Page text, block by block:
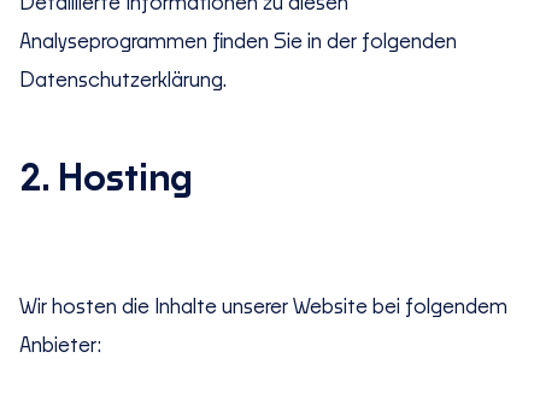
Analyseprogrammen finden Sie in der folgenden
Datenschutzerklärung.
2. Hosting
Wir hosten die Inhalte unserer Website bei folgendem
Anbieter: